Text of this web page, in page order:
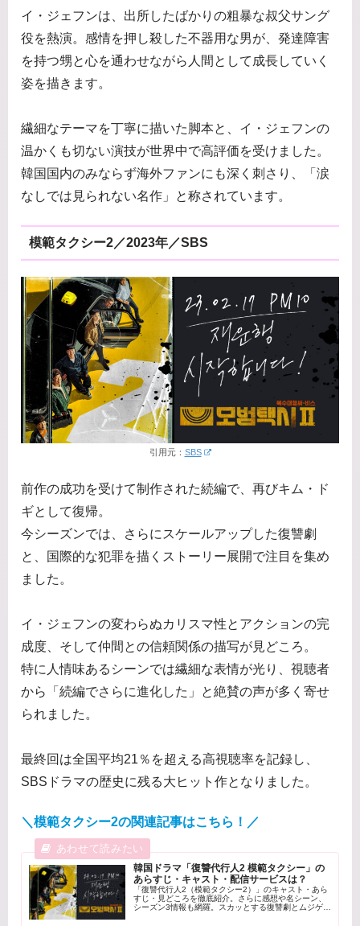
イ・ジェフンは、出所したばかりの粗暴な叔父サング
役を熱演。感情を押し殺した不器用な男が、発達障害
を持つ甥と心を通わせながら人間として成長していく
姿を描きます。
繊細なテーマを丁寧に描いた脚本と、イ・ジェフンの
温かくも切ない演技が世界中で高評価を受けました。
韓国国内のみならず海外ファンにも深く刺さり、「涙
なしでは見られない名作」と称されています。
模範タクシー2／2023年／SBS
引用元： SBS
前作の成功を受けて制作された続編で、再びキム・ド
ギとして復帰。
今シーズンでは、さらにスケールアップした復讐劇
と、国際的な犯罪を描くストーリー展開で注目を集め
ました。
イ・ジェフンの変わらぬカリスマ性とアクションの完
成度、そして仲間との信頼関係の描写が見どころ。
特に人情味あるシーンでは繊細な表情が光り、視聴者
から「続編でさらに進化した」と絶賛の声が多く寄せ
られました。
最終回は全国平均21％を超える高視聴率を記録し、
SBSドラマの歴史に残る大ヒット作となりました。
＼模範タクシー2の関連記事はこちら！／
韓国ドラマ「復讐代行人2 模範タクシー」の
あらすじ・キャスト・配信サービスは？
「復讐代行人2（模範タクシー2）」のキャスト・あら
すじ・見どころを徹底紹介。さらに感想や名シーン、
シーズン3情報も網羅。スカッとする復讐劇とムジゲ運